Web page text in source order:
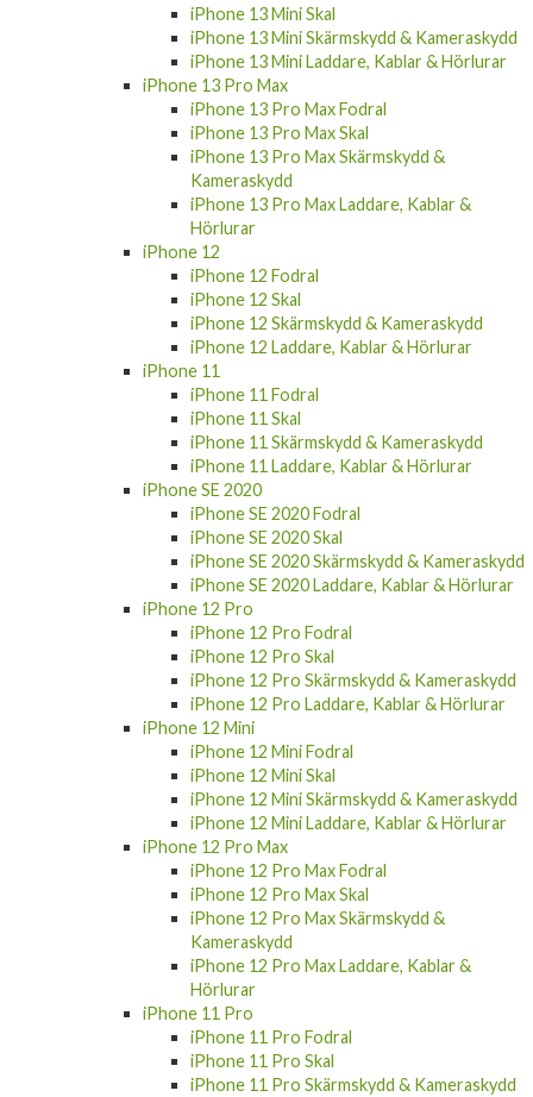
iPhone 13 Mini Skal
iPhone 13 Mini Skärmskydd & Kameraskydd
iPhone 13 Mini Laddare, Kablar & Hörlurar
iPhone 13 Pro Max
iPhone 13 Pro Max Fodral
iPhone 13 Pro Max Skal
iPhone 13 Pro Max Skärmskydd &
Kameraskydd
iPhone 13 Pro Max Laddare, Kablar &
Hörlurar
iPhone 12
iPhone 12 Fodral
iPhone 12 Skal
iPhone 12 Skärmskydd & Kameraskydd
iPhone 12 Laddare, Kablar & Hörlurar
iPhone 11
iPhone 11 Fodral
iPhone 11 Skal
iPhone 11 Skärmskydd & Kameraskydd
iPhone 11 Laddare, Kablar & Hörlurar
iPhone SE 2020
iPhone SE 2020 Fodral
iPhone SE 2020 Skal
iPhone SE 2020 Skärmskydd & Kameraskydd
iPhone SE 2020 Laddare, Kablar & Hörlurar
iPhone 12 Pro
iPhone 12 Pro Fodral
iPhone 12 Pro Skal
iPhone 12 Pro Skärmskydd & Kameraskydd
iPhone 12 Pro Laddare, Kablar & Hörlurar
iPhone 12 Mini
iPhone 12 Mini Fodral
iPhone 12 Mini Skal
iPhone 12 Mini Skärmskydd & Kameraskydd
iPhone 12 Mini Laddare, Kablar & Hörlurar
iPhone 12 Pro Max
iPhone 12 Pro Max Fodral
iPhone 12 Pro Max Skal
iPhone 12 Pro Max Skärmskydd &
Kameraskydd
iPhone 12 Pro Max Laddare, Kablar &
Hörlurar
iPhone 11 Pro
iPhone 11 Pro Fodral
iPhone 11 Pro Skal
iPhone 11 Pro Skärmskydd & Kameraskydd